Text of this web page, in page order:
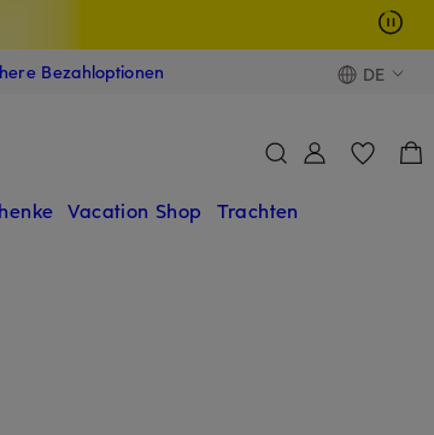
Bezahloptionen DE
Vacation Shop Trachten